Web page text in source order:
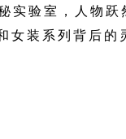
实验室，人物
装系列背后的